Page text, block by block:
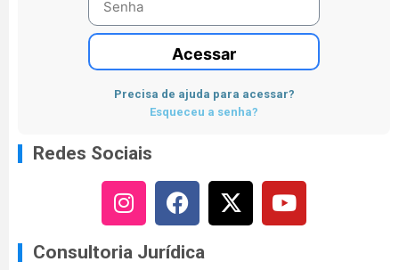
Acessar
Precisa de ajuda para acessar?
Esqueceu a senha?
Redes Sociais
Consultoria Jurídica